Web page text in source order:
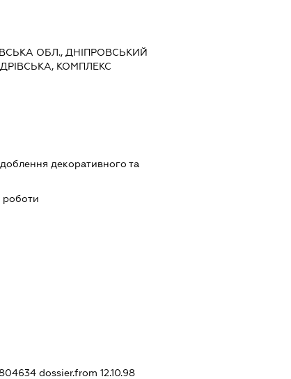
ОБЛ., ДНІПРОВСЬКИЙ
КОМПЛЕКС
декоративного та
роботи
dossier.from 12.10.98